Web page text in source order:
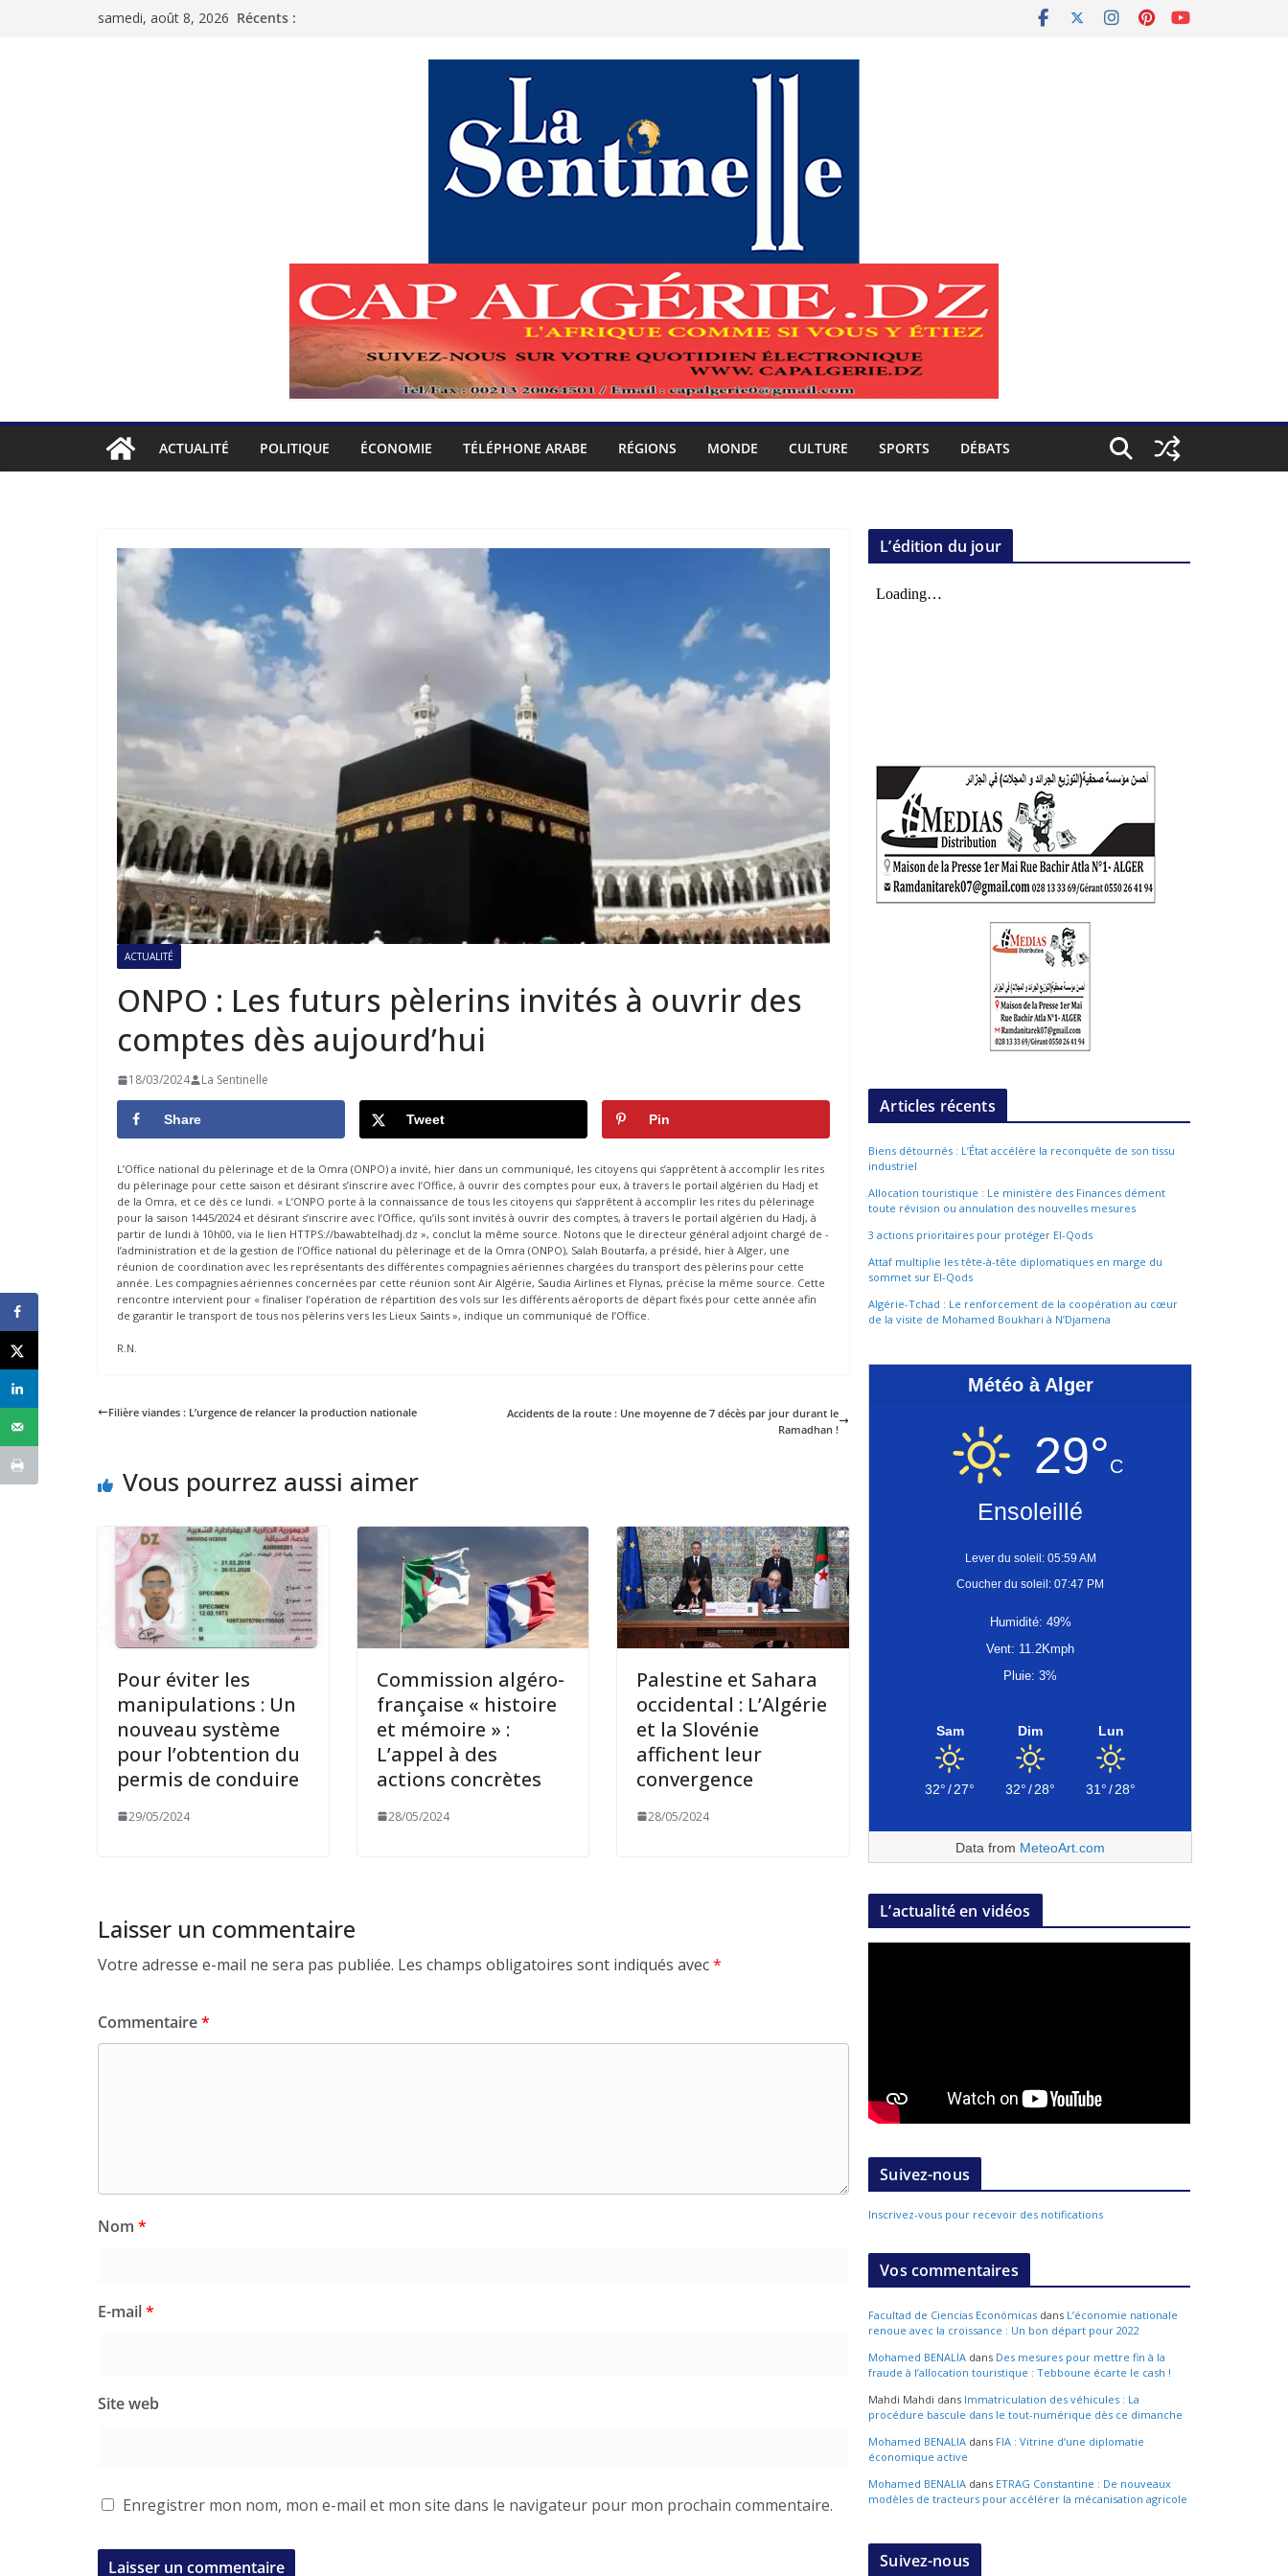
samedi, août 8, 2026 Récents :
ACTUALITÉ POLITIQUE ÉCONOMIE TÉLÉPHONE ARABE RÉGIONS MONDE CULTURE SPORTS DÉBATS
ACTUALITÉ
ONPO : Les futurs pèlerins invités à ouvrir des
comptes dès aujourd’hui
18/03/2024 La Sentinelle
Share Tweet Pin
L’Office national du pèlerinage et de la Omra (ONPO) a invité, hier dans un communiqué, les citoyens qui s’apprêtent à accomplir les rites
du pèlerinage pour cette saison et désirant s’inscrire avec l’Office, à ouvrir des comptes pour eux, à travers le portail algérien du Hadj et
de la Omra, et ce dès ce lundi. « L’ONPO porte à la connaissance de tous les citoyens qui s’apprêtent à accomplir les rites du pèlerinage
pour la saison 1445/2024 et désirant s’inscrire avec l’Office, qu’ils sont invités à ouvrir des comptes, à travers le portail algérien du Hadj, à
partir de lundi à 10h00, via le lien HTTPS://bawabtelhadj.dz », conclut la même source. Notons que le directeur général adjoint chargé de -
l’administration et de la gestion de l’Office national du pèlerinage et de la Omra (ONPO), Salah Boutarfa, a présidé, hier à Alger, une
réunion de coordination avec les représentants des différentes compagnies aériennes chargées du transport des pèlerins pour cette
année. Les compagnies aériennes concernées par cette réunion sont Air Algérie, Saudia Airlines et Flynas, précise la même source. Cette
rencontre intervient pour « finaliser l’opération de répartition des vols sur les différents aéroports de départ fixés pour cette année afin
de garantir le transport de tous nos pèlerins vers les Lieux Saints », indique un communiqué de l’Office.
R.N.
Filière viandes : L’urgence de relancer la production nationale
Accidents de la route : Une moyenne de 7 décès par jour durant le
Ramadhan !
Vous pourrez aussi aimer
Pour éviter les
manipulations : Un
nouveau système
pour l’obtention du
permis de conduire
29/05/2024
Commission algéro-
française « histoire
et mémoire » :
L’appel à des
actions concrètes
28/05/2024
Palestine et Sahara
occidental : L’Algérie
et la Slovénie
affichent leur
convergence
28/05/2024
Laisser un commentaire
Votre adresse e-mail ne sera pas publiée. Les champs obligatoires sont indiqués avec*
Commentaire*
Nom *
E-mail*
Site web
Enregistrer mon nom, mon e-mail et mon site dans le navigateur pour mon prochain commentaire.
L’édition du jour
Articles récents
Biens détournés : L’État accélère la reconquête de son tissu
industriel
Allocation touristique : Le ministère des Finances dément
toute révision ou annulation des nouvelles mesures
3 actions prioritaires pour protéger El-Qods
Attaf multiplie les tête-à-tête diplomatiques en marge du
sommet sur El-Qods
Algérie-Tchad : Le renforcement de la coopération au cœur
de la visite de Mohamed Boukhari à N’Djamena
Météo à Alger
29°C
Ensoleillé
Lever du soleil: 05:59 AM
Coucher du soleil: 07:47 PM
Humidité: 49%
Vent: 11.2Kmph
Pluie: 3%
Sam
32°/27°
Dim
32°/28°
Lun
31°/28°
Data from MeteoArt.com
L’actualité en vidéos
Suivez-nous
Inscrivez-vous pour recevoir des notifications
Vos commentaires
Facultad de Ciencias Económicas dans L’économie nationale
renoue avec la croissance : Un bon départ pour 2022
Mohamed BENALIA dans Des mesures pour mettre fin à la
fraude à l’allocation touristique : Tebboune écarte le cash !
Mahdi Mahdi dans Immatriculation des véhicules : La
procédure bascule dans le tout-numérique dès ce dimanche
Mohamed BENALIA dans FIA : Vitrine d’une diplomatie
économique active
Mohamed BENALIA dans ETRAG Constantine : De nouveaux
modèles de tracteurs pour accélérer la mécanisation agricole
Suivez-nous